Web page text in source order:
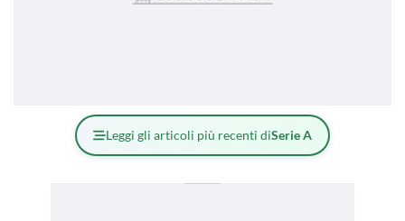
Leggi gli articoli più recenti diSerie A